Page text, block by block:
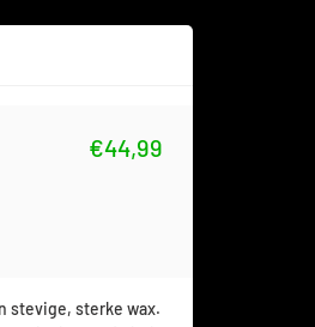
€44,99
stevige, sterke wax.